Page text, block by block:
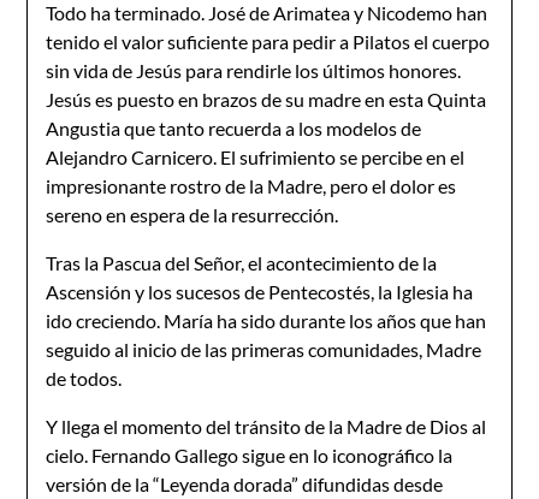
Todo ha terminado. José de Arimatea y Nicodemo han
tenido el valor suficiente para pedir a Pilatos el cuerpo
sin vida de Jesús para rendirle los últimos honores.
Jesús es puesto en brazos de su madre en esta Quinta
Angustia que tanto recuerda a los modelos de
Alejandro Carnicero. El sufrimiento se percibe en el
impresionante rostro de la Madre, pero el dolor es
sereno en espera de la resurrección.
Tras la Pascua del Señor, el acontecimiento de la
Ascensión y los sucesos de Pentecostés, la Iglesia ha
ido creciendo. María ha sido durante los años que han
seguido al inicio de las primeras comunidades, Madre
de todos.
Y llega el momento del tránsito de la Madre de Dios al
cielo. Fernando Gallego sigue en lo iconográfico la
versión de la “Leyenda dorada” difundidas desde